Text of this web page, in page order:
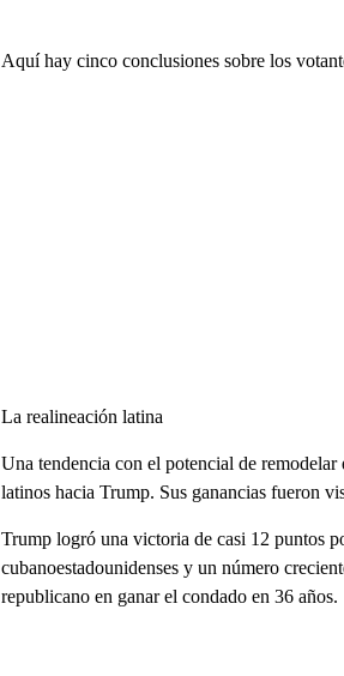
Aquí hay cinco conclusiones sobre los
La realineación latina
Una tendencia con el potencial de
latinos hacia Trump. Sus ganancias fueron
Trump logró una victoria de casi 12 puntos
cubanoestadounidenses y un número
republicano en ganar el condado en 36 años.